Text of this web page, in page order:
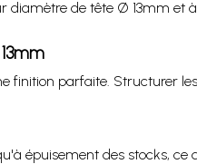
de tête Ø 13mm et
finition parfaite. Structurer
épuisement des stocks,